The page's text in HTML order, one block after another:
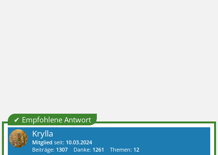
✔ Empfohlene Antwort
Krylla
Mitglied seit: 10.03.2024
Beiträge: 1307 Danke: 1261 Themen: 12